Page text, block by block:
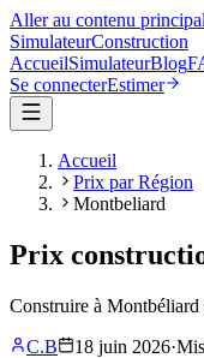
Aller au contenu principal
SimulateurConstruction
AccueilSimulateurBlog
Se connecterEstimer
Accueil
Prix par Région
Montbeliard
Prix
Construire à
C.B
18 juin 2026·